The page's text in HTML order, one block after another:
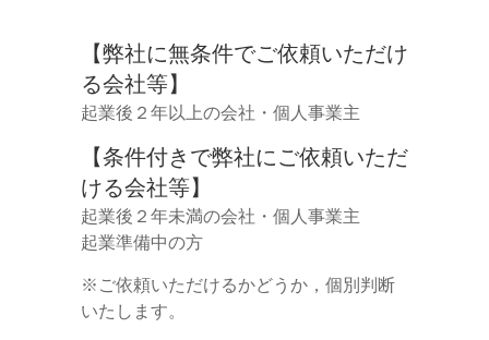
【弊社に無条件でご依頼いただけ
る会社等】
起業後２年以上の会社・個人事業主
【条件付きで弊社にご依頼いただ
ける会社等】
起業後２年未満の会社・個人事業主
起業準備中の方
※ご依頼いただけるかどうか，個別判断
いたします。